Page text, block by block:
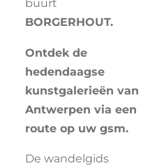
buurt
BORGERHOUT.
Ontdek de
hedendaagse
kunstgalerieën van
Antwerpen via een
route op uw gsm.
De wandelgids